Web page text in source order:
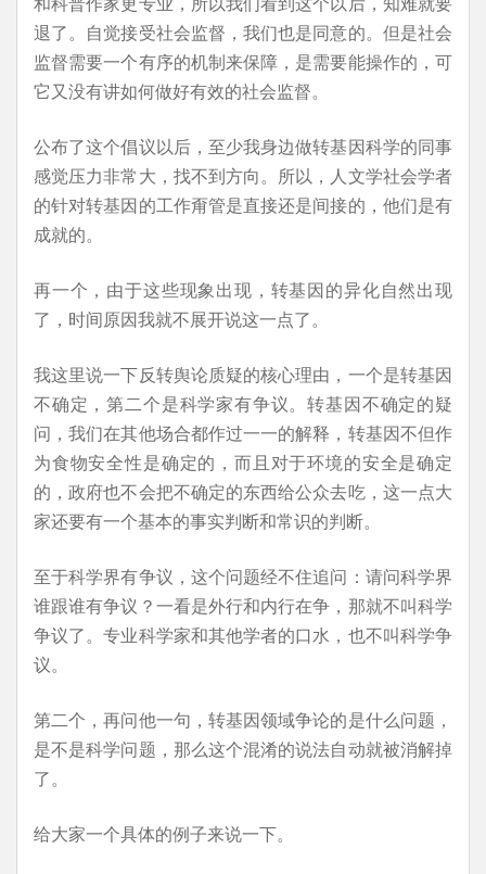
退了。自觉接受社会监督，我们也是同意的。但是社会
监督需要一个有序的机制来保障，是需要能操作的，可
它又没有讲如何做好有效的社会监督。
公布了这个倡议以后，至少我身边做转基因科学的同事
感觉压力非常大，找不到方向。所以，人文学社会学者
的针对转基因的工作甭管是直接还是间接的，他们是有
成就的。
再一个，由于这些现象出现，转基因的异化自然出现
了，时间原因我就不展开说这一点了。
我这里说一下反转舆论质疑的核心理由，一个是转基因
不确定，第二个是科学家有争议。转基因不确定的疑
问，我们在其他场合都作过一一的解释，转基因不但作
为食物安全性是确定的，而且对于环境的安全是确定
的，政府也不会把不确定的东西给公众去吃，这一点大
家还要有一个基本的事实判断和常识的判断。
至于科学界有争议，这个问题经不住追问：请问科学界
谁跟谁有争议？一看是外行和内行在争，那就不叫科学
争议了。专业科学家和其他学者的口水，也不叫科学争
议。
第二个，再问他一句，转基因领域争论的是什么问题，
是不是科学问题，那么这个混淆的说法自动就被消解掉
了。
给大家一个具体的例子来说一下。